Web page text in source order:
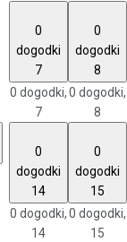
0
dogodki
7
0 dogodki,
7
0
dogodki
8
0 dogodki,
8
0
dogodki
14
0 dogodki,
14
0
dogodki
15
0 dogodki,
15